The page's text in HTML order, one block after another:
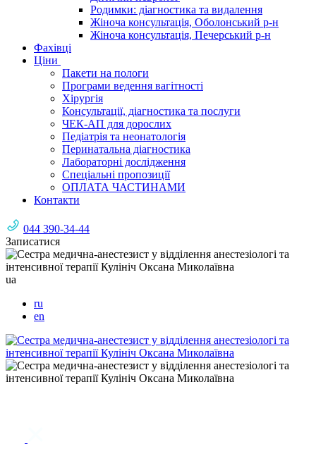
Родимки: діагностика та видалення
Жіноча консультація, Оболонський р-н
Жіноча консультація, Печерський р-н
Фахівці
Ціни
Пакети на пологи
Програми ведення вагітності
Хірургія
Консультації, діагностика та послуги
ЧЕК-АП для дорослих
Педіатрія та неонатологія
Перинатальна діагностика
Лабораторні дослідження
Спеціальні пропозиції
ОПЛАТА ЧАСТИНАМИ
Контакти
044 390-34-44
Записатися
ua
ru
en